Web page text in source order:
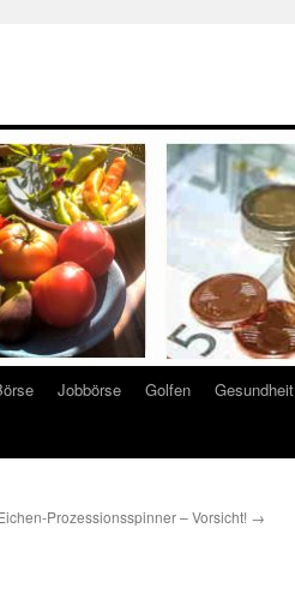
Jobbörse Golfen Gesundheit
Prozessionsspinner – Vorsicht! →